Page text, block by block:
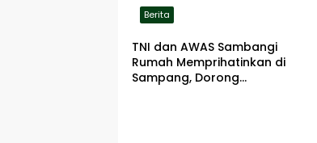
Berita
TNI dan AWAS Sambangi
Rumah Memprihatinkan di
Sampang, Dorong